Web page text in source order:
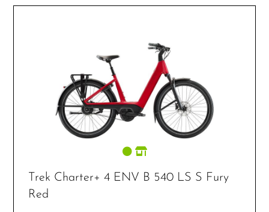
Trek Charter+ 4 ENV B 540 LS S Fury
Red